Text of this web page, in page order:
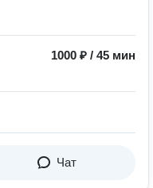
1000 ₽ / 45 мин
Чат